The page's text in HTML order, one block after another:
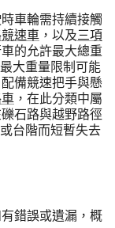
車輪需持續接觸
速車 ，以及三項
的允許最大總重
大重量限制可能
備競速把手與懸
，在此分類中屬
石路與越野路徑
台階而短暫失去
錯誤或遺漏，概